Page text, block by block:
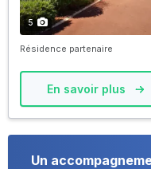
5
Résidence partenaire
En savoir plus
Un